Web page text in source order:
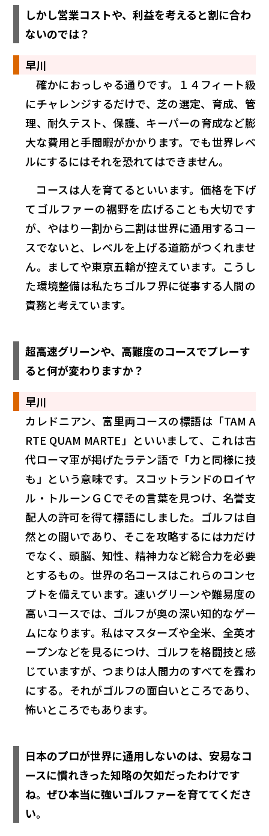
しかし営業コストや、利益を考えると割に合わ
ないのでは？
早川
確かにおっしゃる通りです。１４フィート級
にチャレンジするだけで、芝の選定、育成、管
理、耐久テスト、保護、キーパーの育成など膨
大な費用と手間暇がかかります。でも世界レベ
ルにするにはそれを恐れてはできません。
コースは人を育てるといいます。価格を下げ
てゴルファーの裾野を広げることも大切です
が、やはり一割から二割は世界に通用するコー
スでないと、レベルを上げる道筋がつくれませ
ん。ましてや東京五輪が控えています。こうし
た環境整備は私たちゴルフ界に従事する人間の
責務と考えています。
超高速グリーンや、高難度のコースでプレーす
ると何が変わりますか？
早川
カレドニアン、富里両コースの標語は「TAM A
RTE QUAM MARTE」といいまして、これは古
代ローマ軍が掲げたラテン語で「力と同様に技
も」という意味です。スコットランドのロイヤ
ル・トルーンＧＣでその言葉を見つけ、名誉支
配人の許可を得て標語にしました。ゴルフは自
然との闘いであり、そこを攻略するには力だけ
でなく、頭脳、知性、精神力など総合力を必要
とするもの。世界の名コースはこれらのコンセ
プトを備えています。速いグリーンや難易度の
高いコースでは、ゴルフが奥の深い知的なゲー
ムになります。私はマスターズや全米、全英オ
ープンなどを見るにつけ、ゴルフを格闘技と感
じていますが、つまりは人間力のすべてを露わ
にする。それがゴルフの面白いところであり、
怖いところでもあります。
日本のプロが世界に通用しないのは、安易なコ
ースに慣れきった知略の欠如だったわけです
ね。ぜひ本当に強いゴルファーを育ててくださ
い。